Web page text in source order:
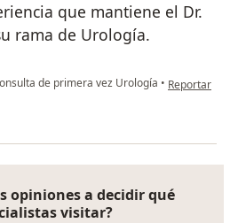
que mantiene el Dr.
rama de Urología.
de primera vez Urología • en opinión
Reportar
opiniones a decidir qué
visitar?